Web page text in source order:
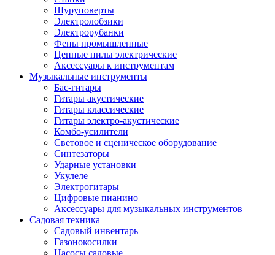
Шуруповерты
Электролобзики
Электрорубанки
Фены промышленные
Цепные пилы электрические
Аксессуары к инструментам
Музыкальные инструменты
Бас-гитары
Гитары акустические
Гитары классические
Гитары электро-акустические
Комбо-усилители
Световое и сценическое оборудование
Синтезаторы
Ударные установки
Укулеле
Электрогитары
Цифровые пианино
Аксессуары для музыкальных инструментов
Садовая техника
Садовый инвентарь
Газонокосилки
Насосы садовые